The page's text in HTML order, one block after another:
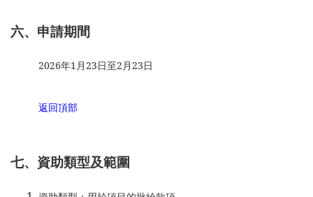
六、申請期間
2026年1月23日至2月23日
返回頂部
七、資助類型及範圍